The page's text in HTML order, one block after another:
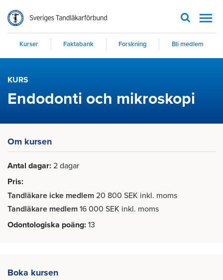
Kurser Faktabank Forskning Bli medlem
KURS
Endodonti och mikroskopi
Om kursen
Antal dagar 2 dagar
Pris
Tandläkare icke medlem 20 800 SEK inkl. moms
Tandläkare medlem 16 000 SEK inkl. moms
Odontologiska poäng 13
Boka kursen